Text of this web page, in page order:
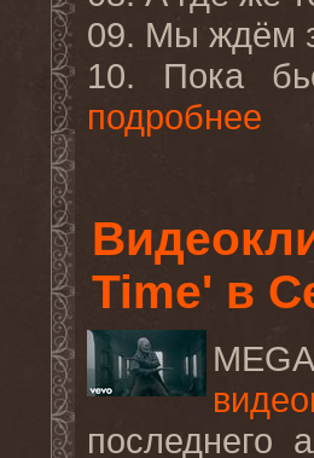
09. Мы ждём
10. Пока
подробнее
Time' в
последнего